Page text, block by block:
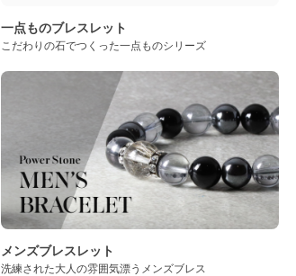
一点ものブレスレット
こだわりの石でつくった一点ものシリーズ
メンズブレスレット
洗練された大人の雰囲気漂うメンズブレス